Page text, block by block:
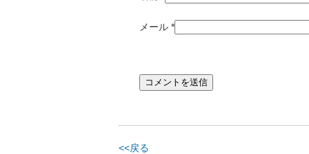
メール *
<<戻る